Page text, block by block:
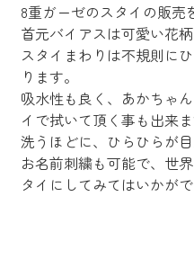
8重ガーゼのスタイの販売
首元バイアスは可愛い花
スタイまわりは不規則に
ります。
吸水性も良く、あかちゃ
イで拭いて頂く事も出来ま
洗うほどに、ひらひらが
お名前刺繍も可能で、世
タイにしてみてはいかが